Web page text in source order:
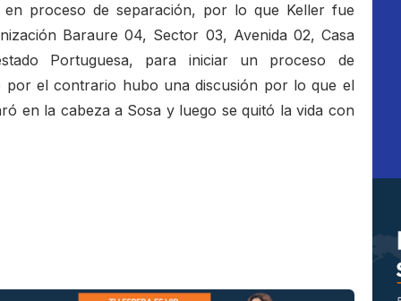
proceso de separación, por lo que Keller fue
Baraure 04, Sector 03, Avenida 02, Casa
Portuguesa, para iniciar un proceso de
por el contrario hubo una discusión por lo que el
en la cabeza a Sosa y luego se quitó la vida con